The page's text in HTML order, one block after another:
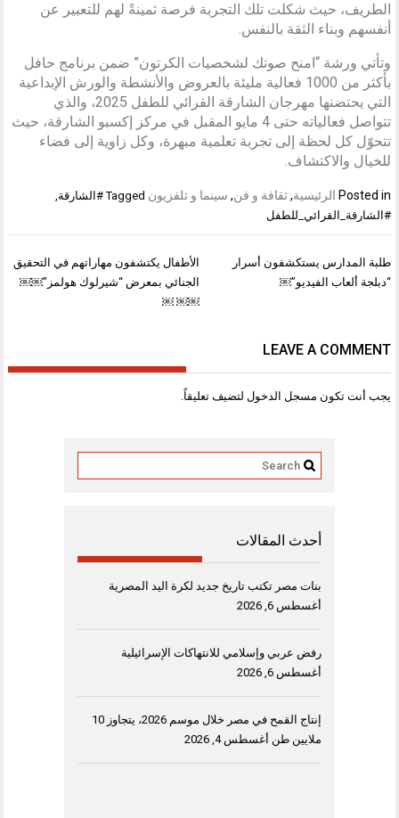
الطريف، حيث شكلت تلك التجربة فرصة ثمينةً لهم للتعبير عن
أنفسهم وبناء الثقة بالنفس.
وتأتي ورشة “امنح صوتك لشخصيات الكرتون” ضمن برنامج حافل
بأكثر من 1000 فعالية مليئة بالعروض والأنشطة والورش الإبداعية
التي يحتضنها مهرجان الشارقة القرائي للطفل 2025، والذي
تتواصل فعالياته حتى 4 مايو المقبل في مركز إكسبو الشارقة، حيث
تتحوّل كل لحظة إلى تجربة تعلمية مبهرة، وكل زاوية إلى فضاء
للخيال والاكتشاف.
Posted in الرئيسية,ثقافة و فن, سينما و تلفزيون Tagged #الشارقة,
#الشارقة_القرائي_للطفل
تصفّح
المقالات
الأطفال يكتشفون مهاراتهم في التحقيق
الجنائي بمعرض “شيرلوك هولمز”￼￼
￼￼ ￼
طلبة المدارس يستكشفون أسرار
“دبلجة ألعاب الفيديو”￼
LEAVE A COMMENT
يجب أنت تكون مسجل الدخول لتضيف تعليقاً.
أحدث المقالات
بنات مصر تكتب تاريخ جديد لكرة اليد المصرية
أغسطس 6, 2026
رفض عربي وإسلامي للانتهاكات الإسرائيلية
أغسطس 6, 2026
إنتاج القمح في مصر خلال موسم 2026، يتجاوز 10
ملايين طن أغسطس 4, 2026